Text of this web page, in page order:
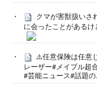
クマが害獣扱いさ
に会ったことがある
⚠️任意保険は任意
レーザー#メイプル超
#芸能ニュース#話題